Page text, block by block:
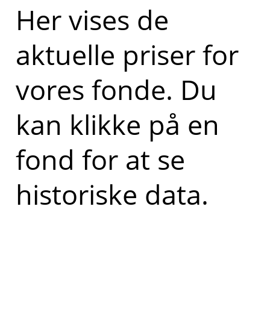
Her vises de
aktuelle priser for
vores fonde. Du
kan klikke på en
fond for at se
historiske data.